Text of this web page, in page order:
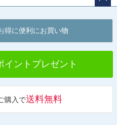
へ
得に便利にお買い物
イントプレゼント
購入で送料無料